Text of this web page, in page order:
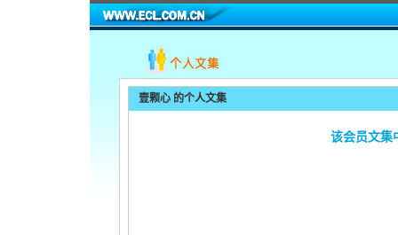
壹颗心 的个人文集
该会员文集